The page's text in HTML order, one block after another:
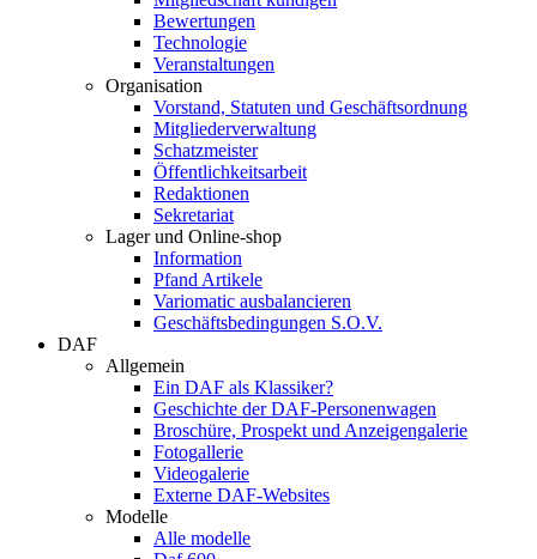
Bewertungen
Technologie
Veranstaltungen
Organisation
Vorstand, Statuten und Geschäftsordnung
Mitgliederverwaltung
Schatzmeister
Öffentlichkeitsarbeit
Redaktionen
Sekretariat
Lager und Online-shop
Information
Pfand Artikele
Variomatic ausbalancieren
Geschäftsbedingungen S.O.V.
DAF
Allgemein
Ein DAF als Klassiker?
Geschichte der DAF-Personenwagen
Broschüre, Prospekt und Anzeigengalerie
Fotogallerie
Videogalerie
Externe DAF-Websites
Modelle
Alle modelle